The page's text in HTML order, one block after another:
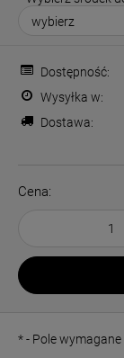
Dostępność:
Wysyłka w:
Dostawa:
Cena nie
Cena:
*- Pole wymagane